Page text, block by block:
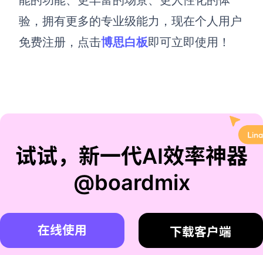
验，拥有更多的专业级能力，现在个人 用户
免费注册，点击博思白板即可立即使用 ！
试试，新一代AI效率神器
@boardmix
在线使用 下载客户端